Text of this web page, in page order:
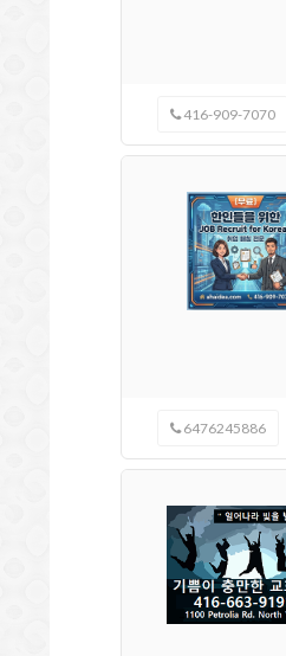
416-909-7070
6476245886